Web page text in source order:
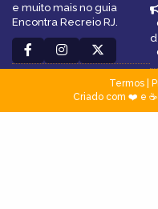
e muito mais no guia
Encontra Recreio RJ.
Termos|
Criado com ❤️ e